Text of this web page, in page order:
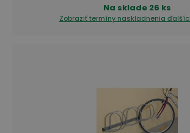
Na sklade 26 ks
Zobraziť termíny naskladnenia